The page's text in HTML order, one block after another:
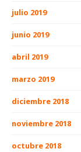
julio 2019
junio 2019
abril 2019
marzo 2019
diciembre 2018
noviembre 2018
octubre 2018